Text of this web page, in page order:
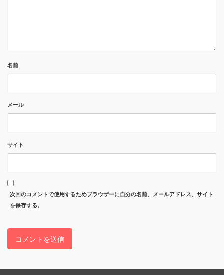
名前
メール
サイト
次回のコメントで使用するためブラウザーに自分の名前、メールアドレス、サイト
を保存する。